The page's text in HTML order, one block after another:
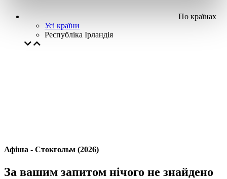
По країнах
Усі країни
Республіка Ірландія
Афіша - Стокгольм (2026)
За вашим запитом нічого не знайдено